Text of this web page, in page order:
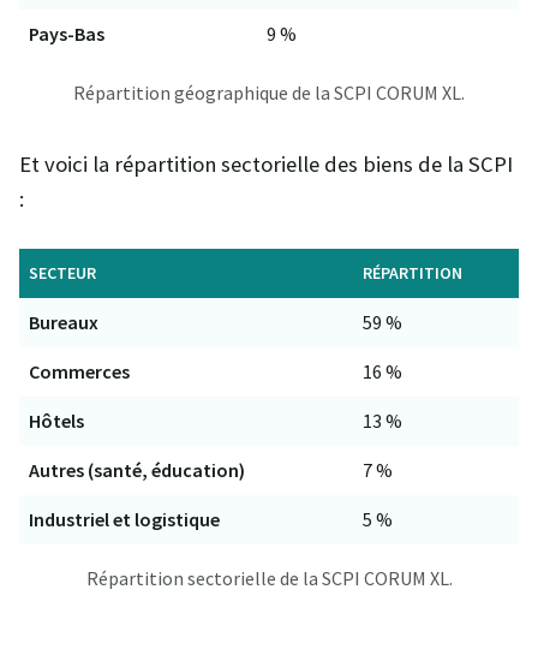
Pays-Bas 9 %
Répartition géographique de la SCPI CORUM XL.
Et voici la répartition sectorielle des biens de la SCPI
:
SECTEUR RÉPARTITION
Bureaux 59 %
Commerces 16 %
Hôtels 13 %
Autres (santé, éducation) 7 %
Industriel et logistique 5 %
Répartition sectorielle de la SCPI CORUM XL.